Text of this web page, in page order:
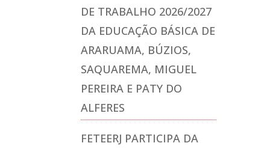
DE TRABALHO 2026/2027
DA EDUCAÇÃO BÁSICA DE
ARARUAMA, BÚZIOS,
SAQUAREMA, MIGUEL
PEREIRA E PATY DO
ALFERES
FETEERJ PARTICIPA DA